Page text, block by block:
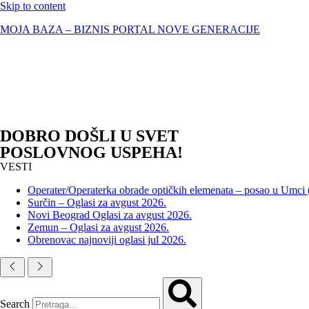
Skip to content
MOJA BAZA – BIZNIS PORTAL NOVE GENERACIJE
DOBRO DOŠLI U SVET
POSLOVNOG USPEHA!
VESTI
Operater/Operaterka obrade optičkih elemenata – posao u Umci
Surčin – Oglasi za avgust 2026.
Novi Beograd Oglasi za avgust 2026.
Zemun – Oglasi za avgust 2026.
Obrenovac najnoviji oglasi jul 2026.
Search